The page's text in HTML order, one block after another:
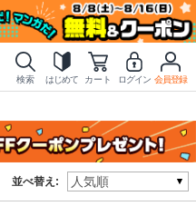
検索 はじめて カート ログイン 会員登録
並べ替え: